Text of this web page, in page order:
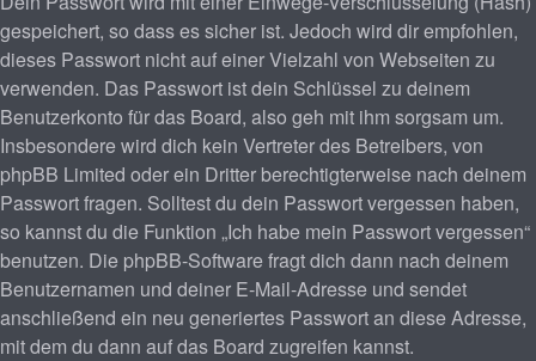
gespeichert, so dass es sicher ist. Jedoch wird dir empfohlen,
dieses Passwort nicht auf einer Vielzahl von Webseiten zu
verwenden. Das Passwort ist dein Schlüssel zu deinem
Benutzerkonto für das Board, also geh mit ihm sorgsam um.
Insbesondere wird dich kein Vertreter des Betreibers, von
phpBB Limited oder ein Dritter berechtigterweise nach deinem
Passwort fragen. Solltest du dein Passwort vergessen haben,
so kannst du die Funktion „Ich habe mein Passwort vergessen“
benutzen. Die phpBB-Software fragt dich dann nach deinem
Benutzernamen und deiner E-Mail-Adresse und sendet
anschließend ein neu generiertes Passwort an diese Adresse,
mit dem du dann auf das Board zugreifen kannst.